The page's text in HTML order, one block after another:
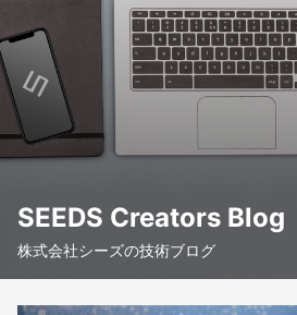
SEEDS Creators Blog
株式会社シーズの技術ブログ